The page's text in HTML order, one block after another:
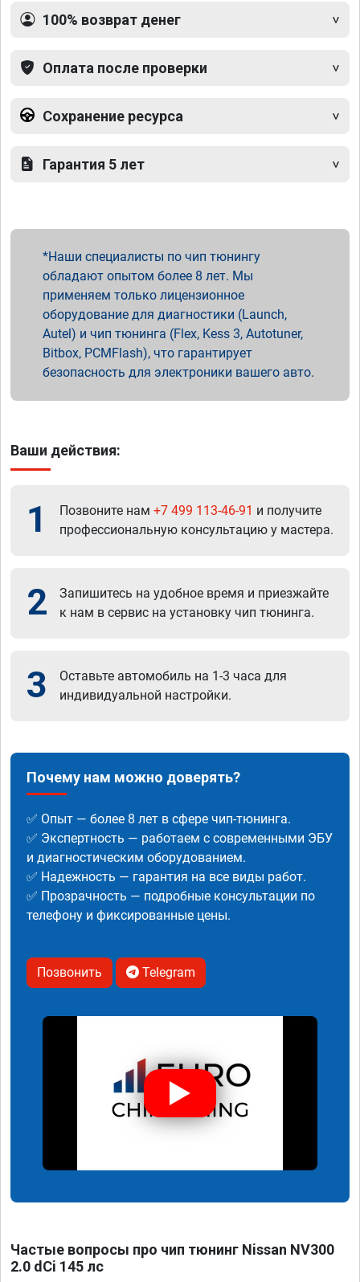
100% возврат денег
Оплата после проверки
Сохранение ресурса
Гарантия 5 лет
Наши специалисты по чип тюнингу
обладают опытом более 8 лет. Мы
применяем только лицензионное
оборудование для диагностики (Launch,
Autel) и чип тюнинга (Flex, Kess 3, Autotuner,
Bitbox, PCMFlash), что гарантирует
безопасность для электроники вашего авто.
Ваши действия:
1 Позвоните нам +7 499 113-46-91 и получите
профессиональную консультацию у мастера.
2
Запишитесь на удобное время и приезжайте
к нам в сервис на установку чип тюнинга.
3
Оставьте автомобиль на 1-3 часа для
индивидуальной настройки.
Почему нам можно доверять?
✅ Опыт — более 8 лет в сфере чип-тюнинга.
✅ Экспертность — работаем с современными ЭБУ
и диагностическим оборудованием.
✅ Надежность — гарантия на все виды работ.
✅ Прозрачность — подробные консультации по
телефону и фиксированные цены.
Позвонить Telegram
Частые вопросы про чип тюнинг Nissan NV300
2.0 dCi 145 лс